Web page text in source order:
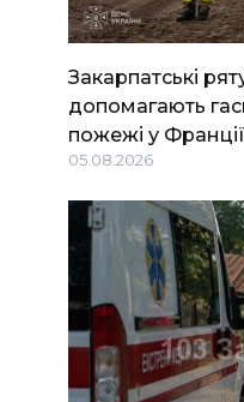
Закарпатські
допомагають
пожежі у Франції
05.08.2026